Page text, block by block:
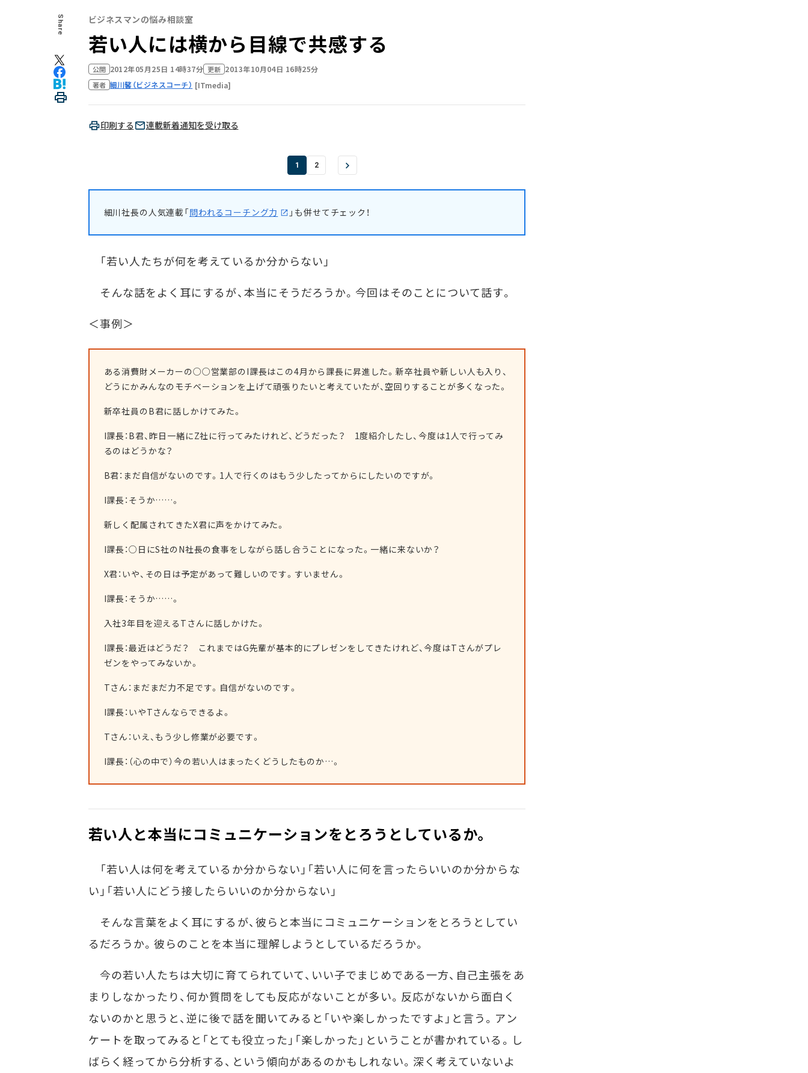
Share ビジネスマンの悩み相談室
若い人には横から目線で共感する
公開 2012年05月25日 14時37分 更新 2013年10月04日 16時25分
著者 細川馨（ビジネスコーチ） [ITmedia]
印刷する 連載新着通知を受け取る
1 2
細川社長の人気連載「問われるコーチング力 」も併せてチェック！
「若い人たちが何を考えているか分からない」
そんな話をよく耳にするが、本当にそうだろうか。今回はそのことについて話す。
＜事例＞
ある消費財メーカーの○○営業部のI課長はこの4月から課長に昇進した。新卒社員や新しい人も入り、
どうにかみんなのモチベーションを上げて頑張りたいと考えていたが、空回りすることが多くなった。
新卒社員のB君に話しかけてみた。
I課長：B君、昨日一緒にZ社に行ってみたけれど、どうだった？ 1度紹介したし、今度は1人で行ってみ
るのはどうかな？
B君：まだ自信がないのです。1人で行くのはもう少したってからにしたいのですが。
I課長：そうか……。
新しく配属されてきたX君に声をかけてみた。
I課長：○日にS社のN社長の食事をしながら話し合うことになった。一緒に来ないか？
X君：いや、その日は予定があって難しいのです。すいません。
I課長：そうか……。
入社3年目を迎えるTさんに話しかけた。
I課長：最近はどうだ？ これまではG先輩が基本的にプレゼンをしてきたけれど、今度はTさんがプレ
ゼンをやってみないか。
Tさん：まだまだ力不足です。自信がないのです。
I課長：いやTさんならできるよ。
Tさん：いえ、もう少し修業が必要です。
I課長：（心の中で）今の若い人はまったくどうしたものか…。
若い人と本当にコミュニケーションをとろうとしているか。
「若い人は何を考えているか分からない」「若い人に何を言ったらいいのか分からな
い」「若い人にどう接したらいいのか分からない」
そんな言葉をよく耳にするが、彼らと本当にコミュニケーションをとろうとしてい
るだろうか。彼らのことを本当に理解しようとしているだろうか。
今の若い人たちは大切に育てられていて、いい子でまじめである一方、自己主張をあ
まりしなかったり、何か質問をしても反応がないことが多い。反応がないから面白く
ないのかと思うと、逆に後で話を聞いてみると「いや楽しかったですよ」と言う。アン
ケートを取ってみると「とても役立った」「楽しかった」ということが書かれている。し
ばらく経ってから分析する、という傾向があるのかもしれない。深く考えていないよ